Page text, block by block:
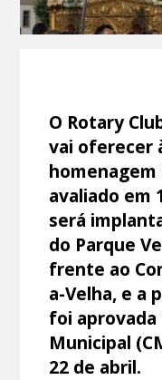
O Rotary
vai oferecer
homenagem
avaliado em
será
do Parque
frente ao
a-Velha, e a
foi aprovada
Municipal
22 de abril.